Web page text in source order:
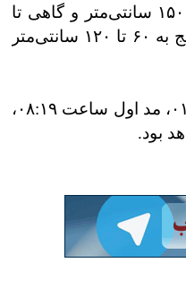
گاهی تا ۱۲۰ سانتی‌متر و در مناطق جنوبی ۹۰ تا ۱۵۰ سانتی‌متر و گاهی تا
۱۸۰ سانتی‌متر خواهد بود که از اواخر شب به تدریج به ۶۰ تا ۱۲۰ سانتی‌متر
وی گفت: فردا در بندر بوشهر جزر اول ساعت ۰۱:۱۸، مد اول ساعت ۰۸:۱۹،